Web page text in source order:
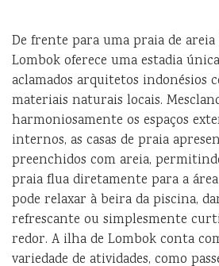
De frente para uma praia de
Lombok oferece uma estadia
aclamados arquitetos indonésios
materiais naturais locais.
harmoniosamente os espaços
internos, as casas de praia
preenchidos com areia,
praia flua diretamente para a
pode relaxar à beira da piscina,
refrescante ou simplesmente
redor. A ilha de Lombok conta
variedade de atividades, como